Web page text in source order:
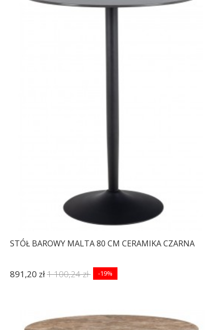
STÓŁ BAROWY MALTA 80 CM CERAMIKA CZARNA
891,20 zł1 100,24 zł -19%